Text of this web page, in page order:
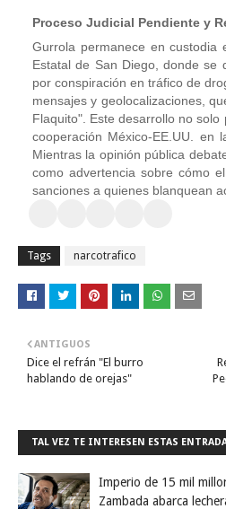
Proceso Judicial Pendiente y
Gurrola permanece en
Estatal de San Diego, donde se
por conspiración en tráfico de
mensajes y geolocalizaciones,
Flaquito". Este desarrollo no
cooperación México-EE.UU. en
Mientras la opinión pública
como advertencia sobre cómo
sanciones a quienes blanquean
Tags narcotrafico
ANTIGUOS
Dice el refrán "El burro
hablando de orejas"
TAL VEZ TE INTERESEN ESTAS
Imperio de 15 mil
Zambada abarca